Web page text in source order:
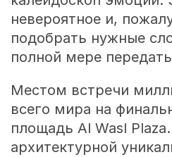
невероятное и,
подобрать нужные
полной мере
Местом встречи
всего мира на
площадь Al Wasl
архитектурной